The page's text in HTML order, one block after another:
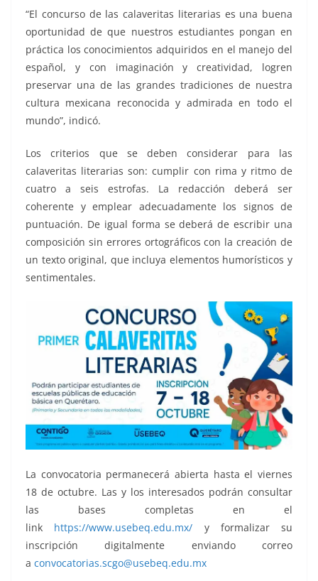
“El concurso de las calaveritas literarias es una buena
oportunidad de que nuestros estudiantes pongan en
práctica los conocimientos adquiridos en el manejo del
español, y con imaginación y creatividad, logren
preservar una de las grandes tradiciones de nuestra
cultura mexicana reconocida y admirada en todo el
mundo”, indicó.
Los criterios que se deben considerar para las
calaveritas literarias son: cumplir con rima y ritmo de
cuatro a seis estrofas. La redacción deberá ser
coherente y emplear adecuadamente los signos de
puntuación. De igual forma se deberá de escribir una
composición sin errores ortográficos con la creación de
un texto original, que incluya elementos humorísticos y
sentimentales.
La convocatoria permanecerá abierta hasta el viernes
18 de octubre. Las y los interesados podrán consultar
las bases completas en el
link https://www.usebeq.edu.mx/ y formalizar su
inscripción digitalmente enviando correo
a convocatorias.scgo@usebeq.edu.mx